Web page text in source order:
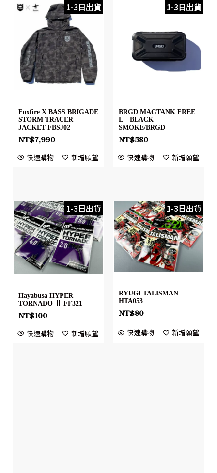
1-3日出貨
Foxfire X BASS BRIGADE
STORM TRACER
JACKET FBSJ02
NT$7,990
快速購物 新增願望
1-3日出貨
BRGD MAGTANK FREE
L – BLACK
SMOKE/BRGD
NT$580
快速購物 新增願望
1-3日出貨
Hayabusa HYPER
TORNADO Ⅱ FF321
NT$100
快速購物 新增願望
1-3日出貨
RYUGI TALISMAN
HTA053
NT$80
快速購物 新增願望